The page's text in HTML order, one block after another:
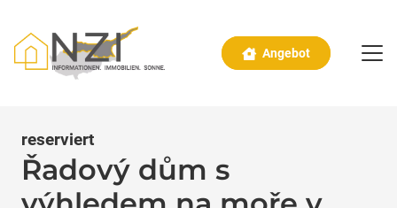
Angebot
reserviert
Řadový dům s